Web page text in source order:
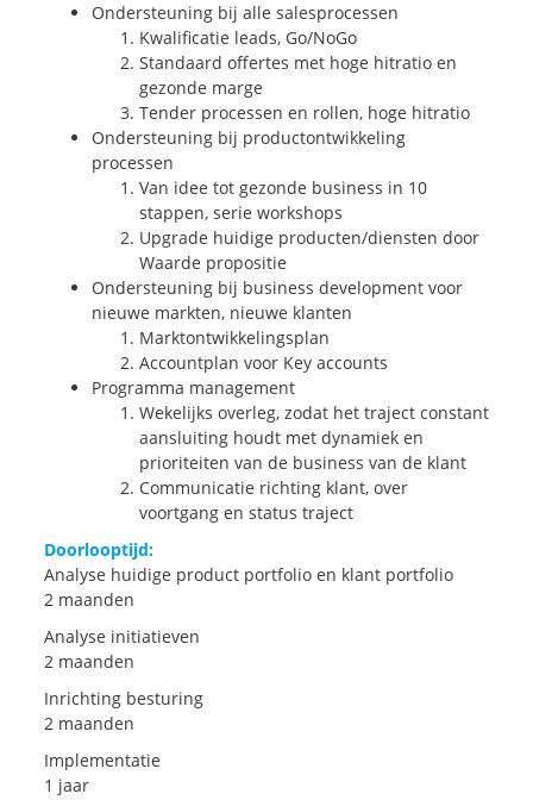
Ondersteuning bij alle salesprocessen
Kwalificatie leads, Go/NoGo
Standaard offertes met hoge hitratio en
gezonde marge
Tender processen en rollen, hoge hitratio
Ondersteuning bij productontwikkeling
processen
Van idee tot gezonde business in 10
stappen, serie workshops
Upgrade huidige producten/diensten door
Waarde propositie
Ondersteuning bij business development voor
nieuwe markten, nieuwe klanten
Marktontwikkelingsplan
Accountplan voor Key accounts
Programma management
Wekelijks overleg, zodat het traject constant
aansluiting houdt met dynamiek en
prioriteiten van de business van de klant
Communicatie richting klant, over
voortgang en status traject
Doorlooptijd:
Analyse huidige product portfolio en klant portfolio
2 maanden
Analyse initiatieven
2 maanden
Inrichting besturing
2 maanden
Implementatie
1 jaar